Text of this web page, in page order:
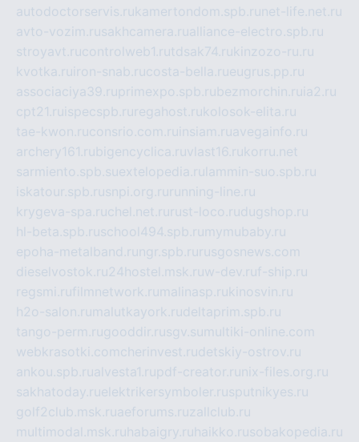
autodoctorservis.rukamertondom.spb.ru net-life.net.ru
avto-vozim.rusakhcamera.rualliance-electro.spb.ru
stroyavt.rucontrolweb1.rutdsak74.rukinzozo-ru.ru
kvotka.ru iron-snab.rucosta-bella.rueugrus.pp.ru
associaciya39.ruprimexpo.spb.rubezmorchin.ru ia2.ru
cpt21.ru ispecspb.ru regahost.rukolosok-elita.ru
tae-kwon.ruconsrio.com.ru insiam.ruavegainfo.ru
archery161.rubigencyclica.ruvlast16.rukorru.net
sarmiento.spb.suextelopedia.ru lammin-suo.spb.ru
iskatour.spb.rusnpi.org.ru running-line.ru
krygeva-spa.ruchel.net.ru rust-loco.rudugshop.ru
hl-beta.spb.ruschool494.spb.ru mymubaby.ru
epoha-metalband.ru ngr.spb.ru rusgosnews.com
dieselvostok.ru24hostel.msk.ruw-dev.ruf-ship.ru
regsmi.rufilmnetwork.ru malinasp.rukinosvin.ru
h2o-salon.ru malutkayork.rudeltaprim.spb.ru
tango-perm.rugooddir.rusgv.su multiki-online.com
webkrasotki.comcherinvest.rudetskiy-ostrov.ru
ankou.spb.rualvesta1.rupdf-creator.ru nix-files.org.ru
sakhatoday.ruelektrikersymboler.rusputnikyes.ru
golf2club.msk.ruaeforums.ruzallclub.ru
multimodal.msk.ru habaigry.ru haikko.rusobakopedia.ru